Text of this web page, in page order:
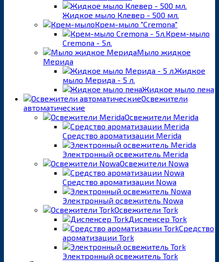
Жидкое мыло Клевер - 500 мл.
Крем-мыло "Cremona"
Крем-мыло
Cremona - 5л.
Мыло жидкое
Мерида
Жидкое
мыло Мерида - 5 л.
Жидкое мыло пена
Освежители
автоматические
Освежители Merida
Средство ароматизации Merida
Электронный освежитель Merida
Освежители Nowa
Средство ароматизации Nowa
Электронный освежитель Nowa
Освежители Tork
Диспенсер Tork
Средство
ароматизации Tork
Электронный освежитель Tork